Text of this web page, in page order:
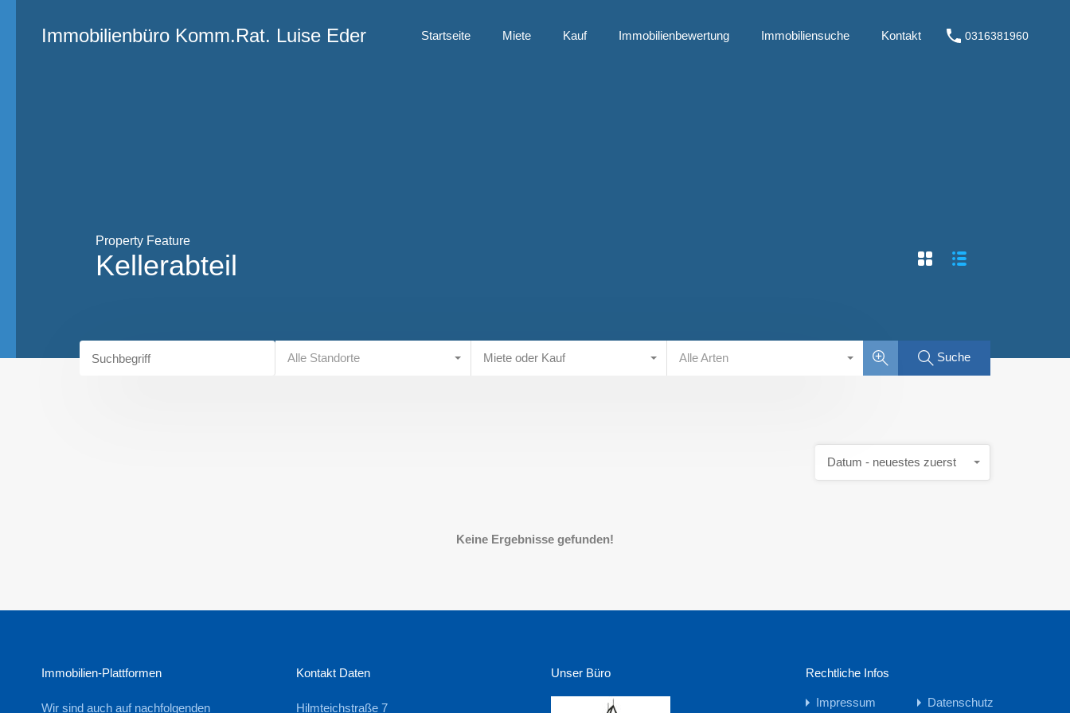
Komm.Rat.
Startseite Miete Kauf Immobilienbewertung Immobiliensuche Kontakt
Immobilienbüro Komm.Rat. Luise Eder Startseite Miete Kauf Immobilienbewertung Immobiliensuche Kontakt 0316381960
Property Feature
Kellerabteil
Alle Standorte Miete oder Kauf Alle Arten Suche
Datum - neuestes zuerst
Keine Ergebnisse gefunden!
Immobilien-Plattformen
Wir sind auch auf nachfolgenden
Kontakt Daten
Hilmteichstraße 7
Unser Büro Rechtliche Infos
Impressum Datenschutz